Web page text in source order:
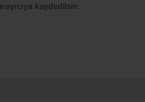
kaydedilsin.